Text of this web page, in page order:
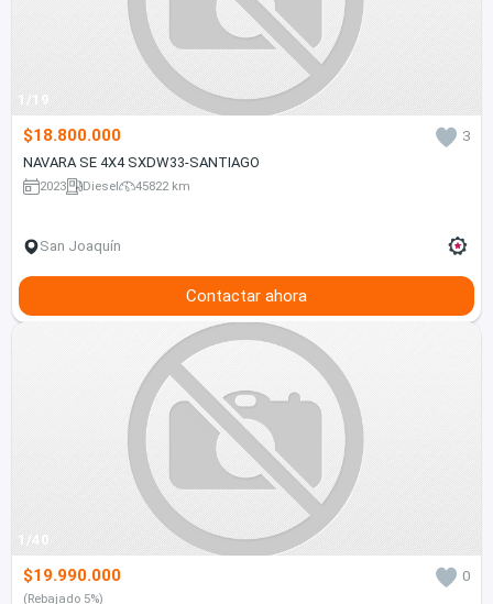
1/19
$18.800.000
3
NAVARA SE 4X4 SXDW33-SANTIAGO
2023 Diesel 45822 km
San Joaquín
Contactar ahora
1/40
$19.990.000 0
(Rebajado 5%)